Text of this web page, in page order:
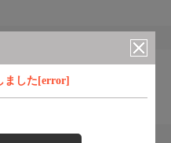
ました[error]